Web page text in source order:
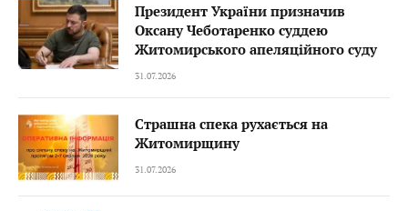
Президент України призначив
Оксану Чеботаренко суддею
Житомирського апеляційного суду
31.07.2026
Страшна спека рухається на
Житомирщину
31.07.2026